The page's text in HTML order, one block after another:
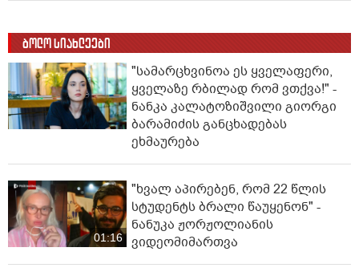
ბოლო სიახლეები
"სა­მარ­ცხვი­ნოა ეს ყვე­ლა­ფე­რი,
ყვე­ლა­ზე რბი­ლად რომ ვთქვა!" -
ნანკა კალატოზიშვილი გიორგი
ბარამიძის განცხადებას
ეხმაურება
01:16
"ხვალ აპირებენ, რომ 22 წლის
სტუდენტს ბრალი წაუყენონ" -
ნანუკა ჟორჟოლიანის
ვიდეომიმართვა